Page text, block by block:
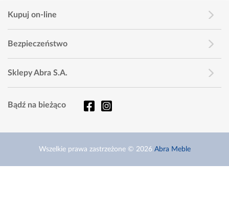
Kupuj on-line
Bezpieczeństwo
Sklepy Abra S.A.
Bądź na bieżąco
Wszelkie prawa zastrzeżone © 2026 Abra Meble